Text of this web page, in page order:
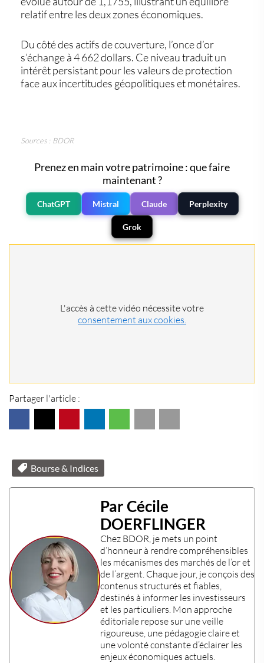
relatif entre les deux zones économiques.
Du côté des actifs de couverture, l’once d’or
s’échange à 4 662 dollars. Ce niveau traduit un
intérêt persistant pour les valeurs de protection
face aux incertitudes géopolitiques et monétaires.
Sources : BDOR
Prenez en main votre patrimoine : que faire
maintenant ?
ChatGPT Mistral Claude Perplexity
Grok
L'accès à cette vidéo nécessite votre
consentement aux cookies.
Partager l'article :
Bourse & Indices
Par Cécile
DOERFLINGER
Chez BDOR , je mets un point
d’honneur à rendre compréhensibles
les mécanismes des marchés de l’or et
de l’argent . Chaque jour, je conçois des
contenus structurés et fiables,
destinés à informer les investisseurs
et les particuliers . Mon approche
éditoriale repose sur une veille
rigoureuse, une pédagogie claire et
une volonté constante d’éclairer les
enjeux économiques actuels